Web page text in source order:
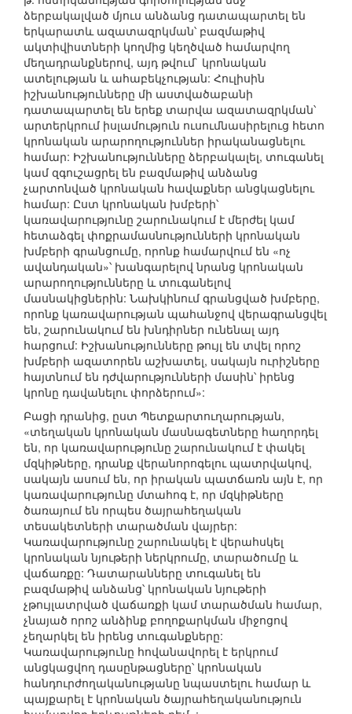
ձերբակալված մյուս անձանց դատապարտել են
երկարատև ազատազրկման՝ բազմաթիվ
ակտիվիստների կողմից կեղծված համարվող
մեղադրանքներով, այդ թվում` կրոնական
ատելության և ահաբեկչության: Հուլիսին
իշխանությունները մի աստվածաբանի
դատապարտել են երեք տարվա ազատազրկման՝
արտերկրում իսլամություն ուսումնասիրելուց հետո
կրոնական արարողություններ իրականացնելու
համար: Իշխանությունները ձերբակալել, տուգանել
կամ զգուշացրել են բազմաթիվ անձանց
չարտոնված կրոնական հավաքներ անցկացնելու
համար: Ըստ կրոնական խմբերի՝
կառավարությունը շարունակում է մերժել կամ
հետաձգել փոքրամասնությունների կրոնական
խմբերի գրանցումը, որոնք համարվում են «ոչ
ավանդական»՝ խանգարելով նրանց կրոնական
արարողությունները և տուգանելով
մասնակիցներին: Նախկինում գրանցված խմբերը,
որոնք կառավարության պահանջով վերագրանցվել
են, շարունակում են խնդիրներ ունենալ այդ
հարցում: Իշխանությունները թույլ են տվել որոշ
խմբերի ազատորեն աշխատել, սակայն ուրիշները
հայտնում են դժվարությունների մասին՝ իրենց
կրոնը դավանելու փորձերում»:
Բացի դրանից, ըստ Պետքարտուղարության,
«տեղական կրոնական մասնագետները հաղորդել
են, որ կառավարությունը շարունակում է փակել
մզկիթները, դրանք վերանորոգելու պատրվակով,
սակայն ասում են, որ իրական պատճառն այն է, որ
կառավարությունը մտահոգ է, որ մզկիթները
ծառայում են որպես ծայրահեղական
տեսակետների տարածման վայրեր:
Կառավարությունը շարունակել է վերահսկել
կրոնական նյութերի ներկրումը, տարածումը և
վաճառքը: Դատարանները տուգանել են
բազմաթիվ անձանց՝ կրոնական նյութերի
չթույլատրված վաճառքի կամ տարածման համար,
չնայած որոշ անձինք բողոքարկման միջոցով
չեղարկել են իրենց տուգանքները:
Կառավարությունը հովանավորել է երկրում
անցկացվող դասընթացները՝ կրոնական
հանդուրժողականությանը նպաստելու համար և
պայքարել է կրոնական ծայրահեղականություն